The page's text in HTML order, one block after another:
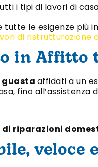
i tipi di lavori di
tutte le esigenze più
di ristrutturazione
in Affitto
affidati a un
fino all’assistenza
di riparazioni
veloce